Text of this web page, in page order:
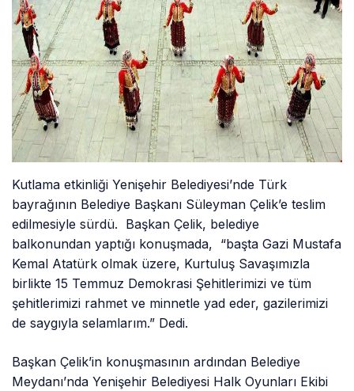
Kutlama etkinliği Yenişehir Belediyesi’nde Türk
bayrağının Belediye Başkanı Süleyman Çelik’e teslim
edilmesiyle sürdü. Başkan Çelik, belediye
balkonundan yaptığı konuşmada, “başta Gazi Mustafa
Kemal Atatürk olmak üzere, Kurtuluş Savaşımızla
birlikte 15 Temmuz Demokrasi Şehitlerimizi ve tüm
şehitlerimizi rahmet ve minnetle yad eder, gazilerimizi
de saygıyla selamlarım.” Dedi.
Başkan Çelik’in konuşmasının ardından Belediye
Meydanı’nda Yenişehir Belediyesi Halk Oyunları Ekibi